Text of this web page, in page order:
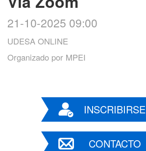
21-10-2025 09:00
UDESA ONLINE
Organizado por MPEI
INSCRIBIRSE
CONTACTO